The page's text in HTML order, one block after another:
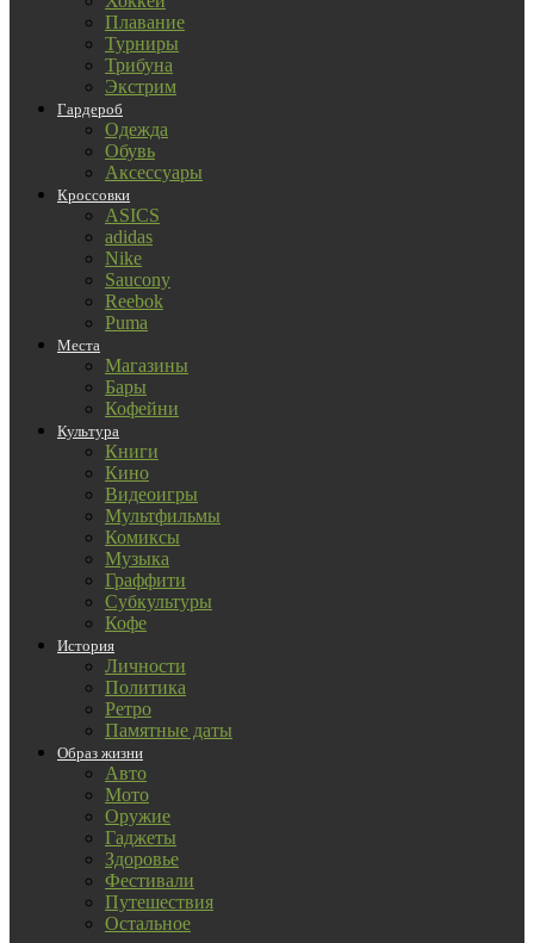
Плавание
Турниры
Трибуна
Экстрим
Гардероб
Одежда
Обувь
Аксессуары
Кроссовки
ASICS
adidas
Nike
Saucony
Reebok
Puma
Места
Магазины
Бары
Кофейни
Культура
Книги
Кино
Видеоигры
Мультфильмы
Комиксы
Музыка
Граффити
Субкультуры
Кофе
История
Личности
Политика
Ретро
Памятные даты
Образ жизни
Авто
Мото
Оружие
Гаджеты
Здоровье
Фестивали
Путешествия
Остальное